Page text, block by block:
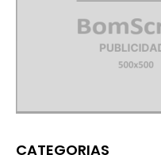
CATEGORIAS